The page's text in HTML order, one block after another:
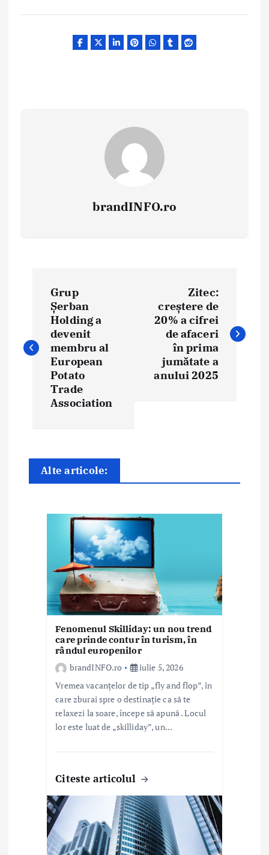
brandINFO.ro
i
Grup
Șerban
Holding a
devenit
membru al
European
Potato
Trade
Association
Zitec:
creștere de
20% a cifrei
de afaceri
în prima
jumătate a
anului 2025
Alte articole:
Fenomenul Skilliday: un nou trend
care prinde contur în turism, în
rândul europenilor
brandINFO.ro
iulie 5, 2026
Vremea vacanțelor de tip „fly and flop”, în
care zburai spre o destinație ca să te
relaxezi la soare, începe să apună . Locul
lor este luat de „skilliday”, un…
Citeste articolul